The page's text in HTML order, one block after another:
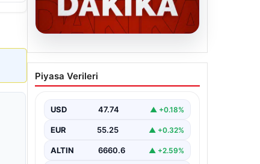
06.08.2026
MGK’den 8 maddelik kritik
bildiri: Dikkat çeken
Piyasa Verileri
USD 47.74 ▲ +0.18%
EUR 55.25 ▲ +0.32%
ALTIN 6660.6 ▲ +2.59%